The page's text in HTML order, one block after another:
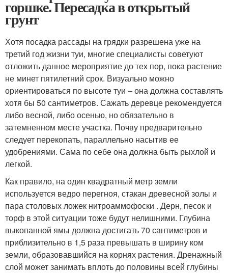
горшке. Пересадка в открытый
грунт
Хотя посадка рассады на грядки разрешена уже на
третий год жизни туи, многие специалисты советуют
отложить данное мероприятие до тех пор, пока растение
не минет пятилетний срок. Визуально можно
ориентироваться по высоте туи – она должна составлять
хотя бы 50 сантиметров. Сажать деревце рекомендуется
либо весной, либо осенью, но обязательно в
затемненном месте участка. Почву предварительно
следует перекопать, параллельно насытив ее
удобрениями. Сама по себе она должна быть рыхлой и
легкой.
Как правило, на один квадратный метр земли
используется ведро перегноя, стакан древесной золы и
пара столовых ложек нитроаммофоски . Дерн, песок и
торф в этой ситуации тоже будут нелишними. Глубина
выкопанной ямы должна достигать 70 сантиметров и
приблизительно в 1,5 раза превышать в ширину ком
земли, образовавшийся на корнях растения. Дренажный
слой может занимать вплоть до половины всей глубины